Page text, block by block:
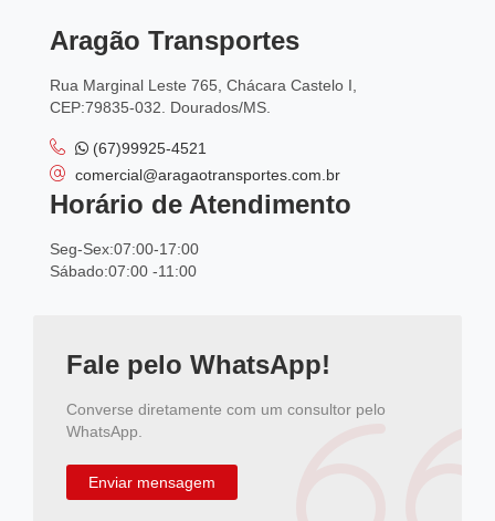
Aragão Transportes
Rua Marginal Leste 765, Chácara Castelo I,
CEP:79835-032. Dourados/MS.
(67)99925-4521
comercial@aragaotransportes.com.br
Horário de Atendimento
Seg-Sex:07:00-17:00
Sábado:07:00 -11:00
Fale pelo WhatsApp!
Converse diretamente com um consultor pelo
WhatsApp.
Enviar mensagem